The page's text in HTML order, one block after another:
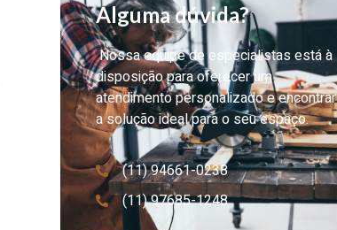
Alguma dúvida?
Nossa equipe de especialistas está à
disposição para oferecer um
atendimento personalizado e encontrar
a solução ideal para o seu espaço.
(11) 94661-0238
(11) 97685-1248